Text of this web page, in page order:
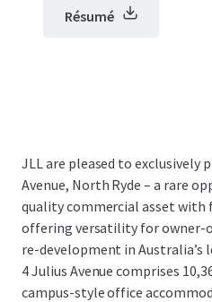
Résumé
JLL are pleased to exclusively
Avenue, North Ryde – a rare
quality commercial asset with
offering versatility for owner-
re-development in
4 Julius Avenue comprises
campus-style office